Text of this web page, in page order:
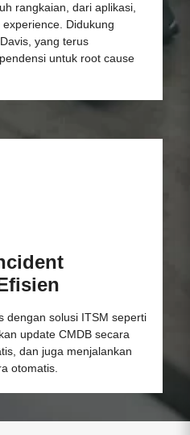
rangkaian, dari aplikasi,
Didukung
yang terus
untuk root cause
dengan solusi ITSM seperti
update CMDB secara
dan juga menjalankan
otomatis.